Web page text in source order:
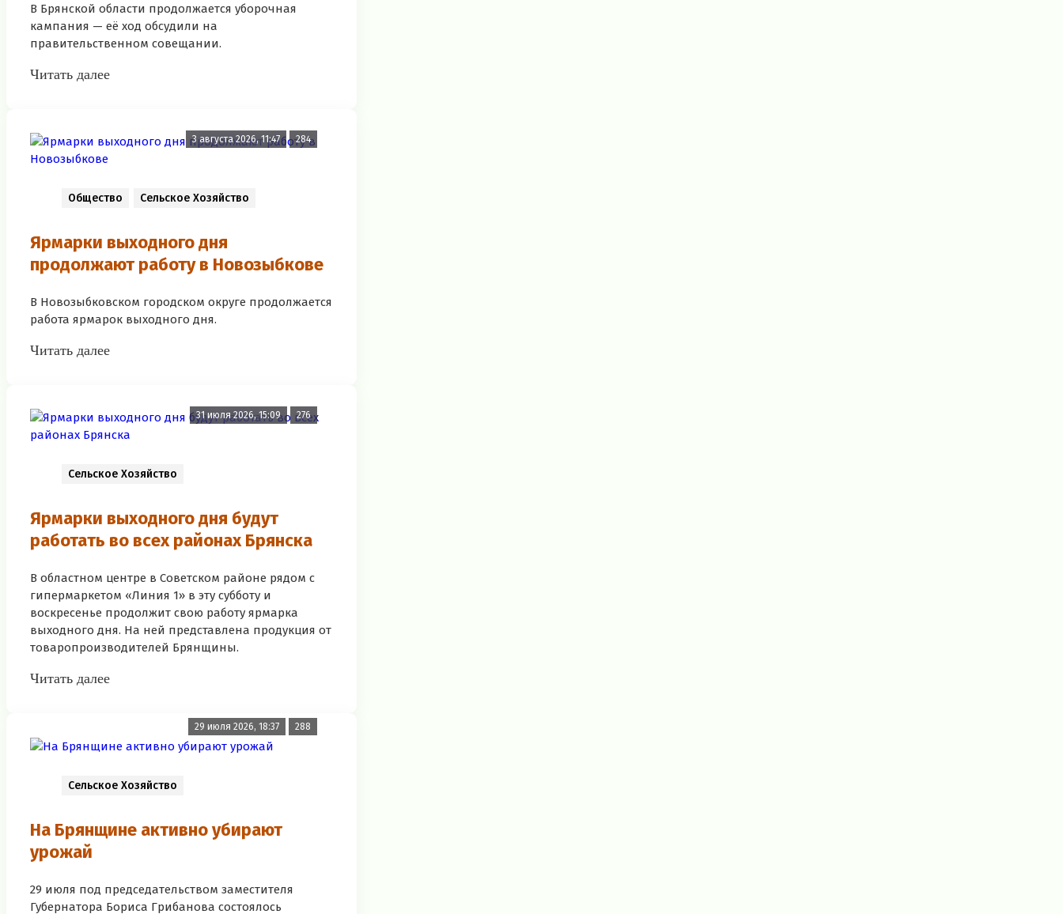
В Брянской области продолжается уборочная
кампания — её ход обсудили на
правительственном совещании.
Читать далее
3 августа 2026, 11:47 284
Общество Сельское Хозяйство
Ярмарки выходного дня
продолжают работу в Новозыбкове
В Новозыбковском городском округе продолжается
работа ярмарок выходного дня.
Читать далее
31 июля 2026, 15:09 276
Сельское Хозяйство
Ярмарки выходного дня будут
работать во всех районах Брянска
В областном центре в Советском районе рядом с
гипермаркетом «Линия 1» в эту субботу и
воскресенье продолжит свою работу ярмарка
выходного дня. На ней представлена продукция от
товаропроизводителей Брянщины.
Читать далее
29 июля 2026, 18:37 288
Сельское Хозяйство
На Брянщине активно убирают
урожай
29 июля под председательством заместителя
Губернатора Бориса Грибанова состоялось